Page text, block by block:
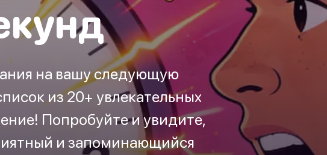
на вашу следующую
из 20+ увлекательных
Попробуйте и увидите,
и запоминающийся